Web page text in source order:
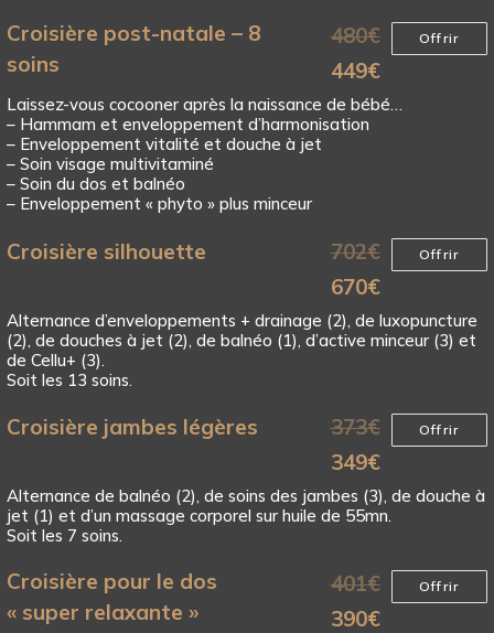
Croisière post-natale – 8
soins
480€
449€
Offrir
Laissez-vous cocooner après la naissance de bébé…
– Hammam et enveloppement d’harmonisation
– Enveloppement vitalité et douche à jet
– Soin visage multivitaminé
– Soin du dos et balnéo
– Enveloppement « phyto » plus minceur
Croisière silhouette 702€
670€
Offrir
Alternance d’enveloppements + drainage (2), de luxopuncture
(2), de douches à jet (2), de balnéo (1), d’active minceur (3) et
de Cellu+ (3).
Soit les 13 soins.
Croisière jambes légères 373€
349€
Offrir
Alternance de balnéo (2), de soins des jambes (3), de douche à
jet (1) et d’un massage corporel sur huile de 55mn.
Soit les 7 soins.
Croisière pour le dos
« super relaxante »
401€
390€
Offrir